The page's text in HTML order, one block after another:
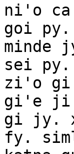
ni'o
goi
sei
zi'o
gi'e
gi jy.
fy.